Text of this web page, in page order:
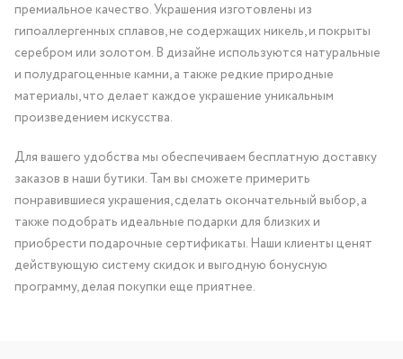
премиальное качество. Украшения изготовлены из
гипоаллергенных сплавов, не содержащих никель, и покрыты
серебром или золотом. В дизайне используются натуральные
и полудрагоценные камни, а также редкие природные
материалы, что делает каждое украшение уникальным
произведением искусства.
Для вашего удобства мы обеспечиваем бесплатную доставку
заказов в наши бутики. Там вы сможете примерить
понравившиеся украшения, сделать окончательный выбор, а
также подобрать идеальные подарки для близких и
приобрести подарочные сертификаты. Наши клиенты ценят
действующую систему скидок и выгодную бонусную
программу, делая покупки еще приятнее.